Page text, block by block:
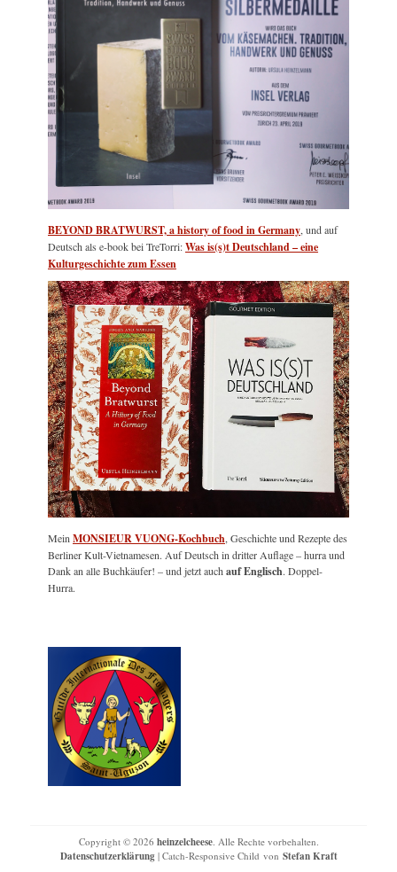
BEYOND BRATWURST, a history of food in Germany , und auf
Deutsch als e-book bei TreTorri:Was is(s)t Deutschland – eine
Kulturgeschichte zum Essen
Mein MONSIEUR VUONG-Kochbuch , Geschichte und Rezepte des
Berliner Kult-Vietnamesen. Auf Deutsch in dritter Auflage – hurra und
Dank an alle Buchkäufer! – und jetzt auch auf Englisch. Doppel-
Hurra.
Copyright © 2026 heinzelcheese. Alle Rechte vorbehalten.
Datenschutzerklärung| Catch-Responsive Child von Stefan Kraft